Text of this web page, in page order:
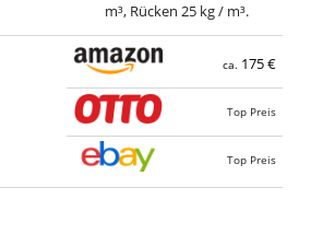
m³, Rücken 25 kg / m³.
ca. 175 €
Top Preis
Top Preis